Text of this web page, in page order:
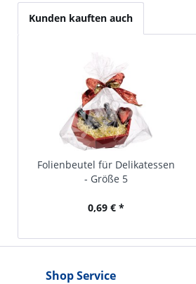
Kunden kauften auch
Folienbeutel für Delikatessen
- Größe 5
0,69 € *
Shop Service